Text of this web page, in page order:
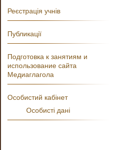
Реєстрація учнів
Публикації
Подготовка к занятиям и
использование сайта
Медиаглагола
Особистий кабінет
Особисті дані